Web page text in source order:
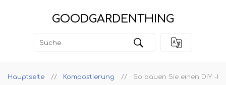
GOODGARDENTHING
Hauptseite Kompostierung So bauen Sie einen DIY -